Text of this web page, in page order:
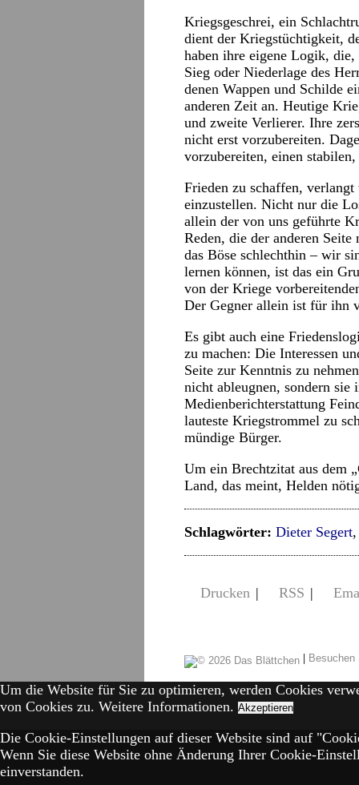
Kriegsgeschrei, ein
dient der Kriegstüchtigkeit,
haben ihre eigene Logik,
Sieg oder Niederlage des
denen Wappen und Schilde
anderen Zeit an. Heutige
und zweite Verlierer. Ihre
nicht erst vorzubereiten.
vorzubereiten, einen
Frieden zu schaffen,
einzustellen. Nicht nur die
allein der von uns geführte
Reden, die der anderen
das Böse schlechthin – wir
lernen können, ist das ein
von der Kriege
Der Gegner allein ist für ihn
Es gibt auch eine
zu machen: Die Interessen
Seite zur Kenntnis zu
nicht ableugnen, sondern sie
Medienberichterstattung
lauteste Kriegstrommel zu
mündige Bürger.
Um ein Brechtzitat aus dem
Land, das meint, Helden
Schlagwörter: Dieter Segert
Drucken | RSS |
|
Um die Website für Sie zu optimieren, werden Cookies
von Cookies zu. Weitere Informationen. Akzeptieren
Die Cookie-Einstellungen auf dieser Website sind auf
Wenn Sie diese Website ohne Änderung Ihrer Cookie-
einverstanden.